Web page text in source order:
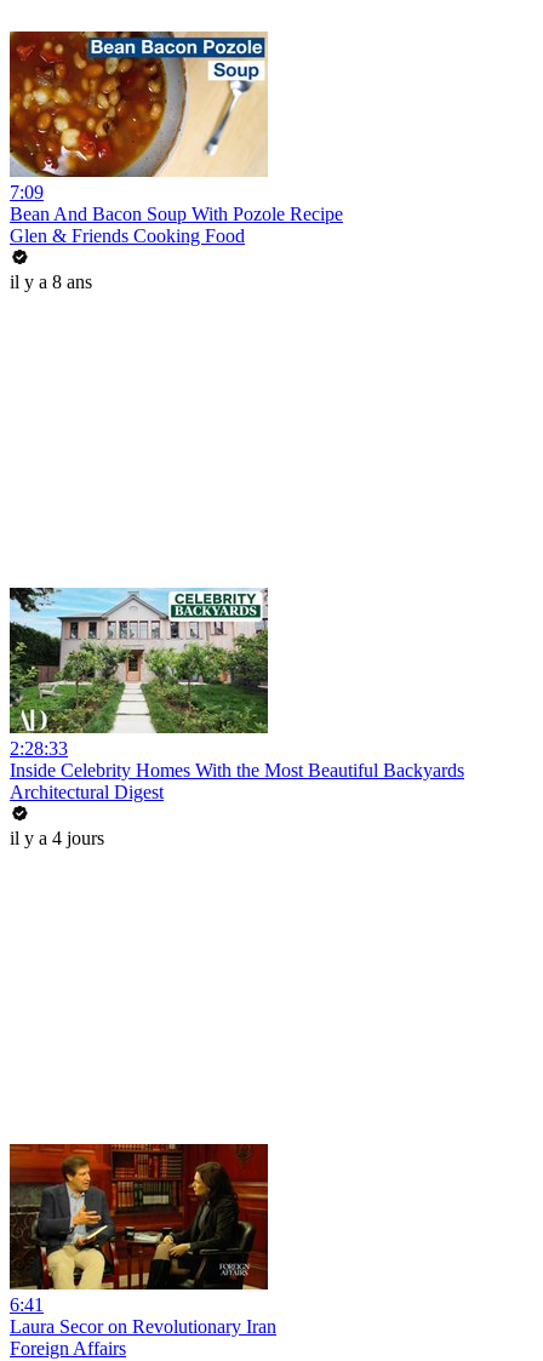
7:09
Bean And Bacon Soup With Pozole Recipe
Glen & Friends Cooking Food
il y a 8 ans
2:28:33
Inside Celebrity Homes With the Most Beautiful Backyards
Architectural Digest
il y a 4 jours
6:41
Laura Secor on Revolutionary Iran
Foreign Affairs